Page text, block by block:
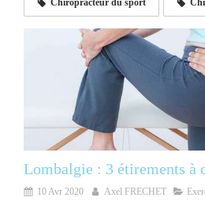
Chiropracteur du sport
Lombalgie : 3 étirements à
10 Avr 2020 Axel FRECHET